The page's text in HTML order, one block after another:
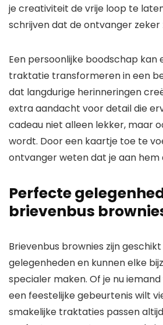
je creativiteit de vrije loop te
schrijven dat de ontvanger zeker
Een persoonlijke boodschap kan
traktatie transformeren in een
dat langdurige herinneringen
extra aandacht voor detail die
cadeau niet alleen lekker, maar
wordt. Door een kaartje toe te
ontvanger weten dat je aan hem
Perfecte
brievenbus
Brievenbus brownies zijn
gelegenheden en kunnen elke
specialer maken. Of je nu
een feestelijke gebeurtenis wilt
smakelijke traktaties passen